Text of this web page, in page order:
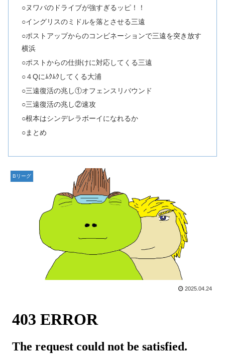
○ヌワバのドライブが強すぎるッピ！！
○イングリスのミドルを落とさせる三遠
○ポストアップからのコンビネーションで三遠を突き放す
横浜
○ポストからの仕掛けに対応してくる三遠
○４Qにﾑｸﾑｸしてくる大浦
○三遠復活の兆し①オフェンスリバウンド
○三遠復活の兆し②速攻
○根本はシンデレラボーイになれるか
○まとめ
Bリーグ
2025.04.24